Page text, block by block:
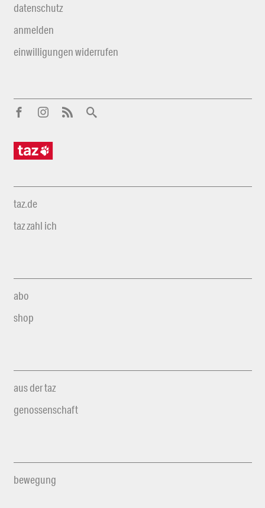
datenschutz
anmelden
einwilligungen widerrufen
taz.de
taz zahl ich
abo
shop
aus der taz
genossenschaft
bewegung